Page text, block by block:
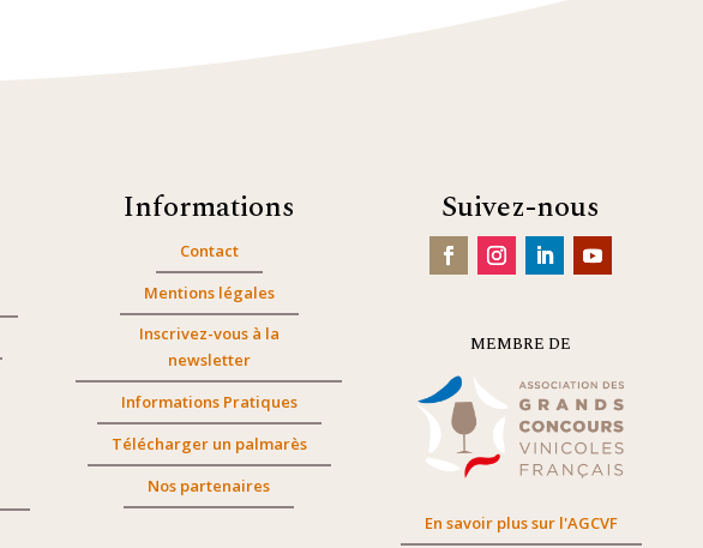
Informations
Contact
Mentions légales
Inscrivez-vous à la
newsletter
Informations Pratiques
Télécharger un palmarès
Nos partenaires
Suivez-nous
MEMBRE DE
En savoir plus sur l'AGCVF